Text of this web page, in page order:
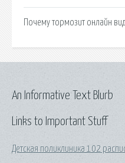
Почему тормозит онлайн
Links to Important Stuff
Детская поликлиника 102
An Informative Text Blurb